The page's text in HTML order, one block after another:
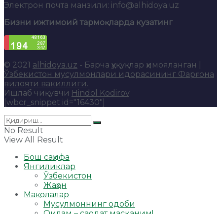
Электрон почта манзили: info@alhidoya.uz
Бизни ижтимоий тармоқларда кузатинг
© 2021 alhidoya.uz - Барча ҳуқуқлар ҳимояланган |
Ўзбекистон мусулмонлари идорасининг Фарғона
вилояти вакиллиги.
Ишлаб чиқувчи Hindol Kodirov.
[wbcr_snippet id="16430"]
No Result
View All Result
Бош саҳифа
Янгиликлар
Ўзбекистон
Жаҳон
Мақолалар
Мусулмоннинг одоби